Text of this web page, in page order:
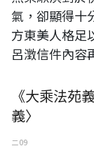
氣，卻顯得十
方東美人格足
呂澂信件內容
《大乘法苑
義〉
二 09